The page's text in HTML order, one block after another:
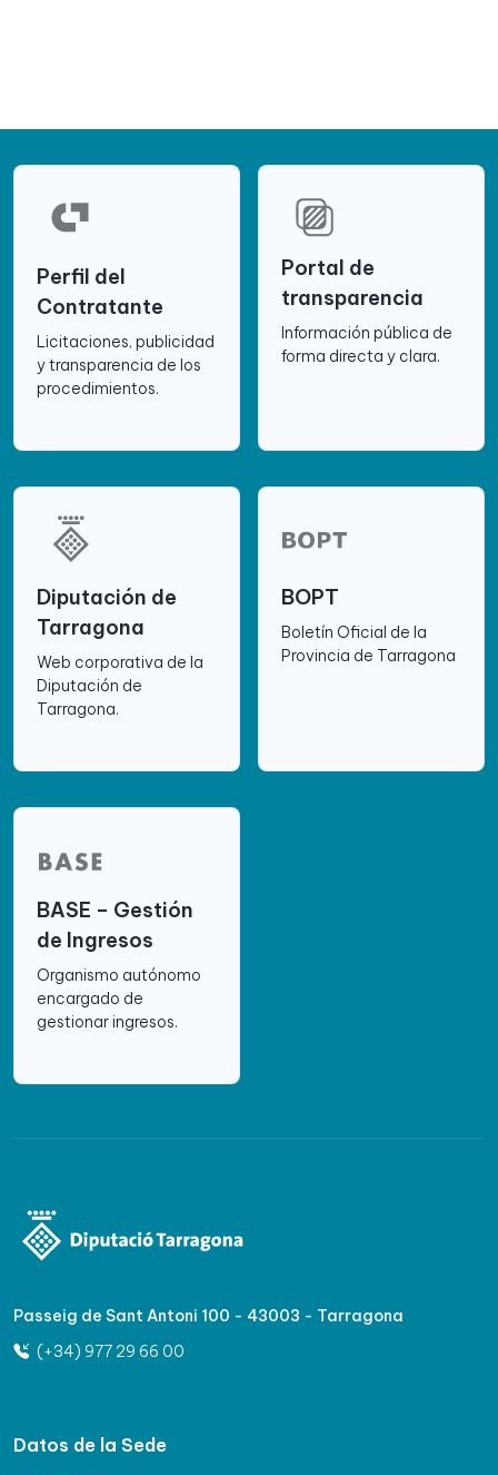
Perfil del
Contratante
Licitaciones, publicidad
y transparencia de los
procedimientos.
Portal de
transparencia
Información pública de
forma directa y clara.
Diputación de
Tarragona
Web corporativa de la
Diputación de
Tarragona.
BOPT
Boletín Oficial de la
Provincia de Tarragona
BASE – Gestión
de Ingresos
Organismo autónomo
encargado de
gestionar ingresos.
Passeig de Sant Antoni 100 - 43003 - Tarragona
(+34) 977 29 66 00
Datos de la Sede